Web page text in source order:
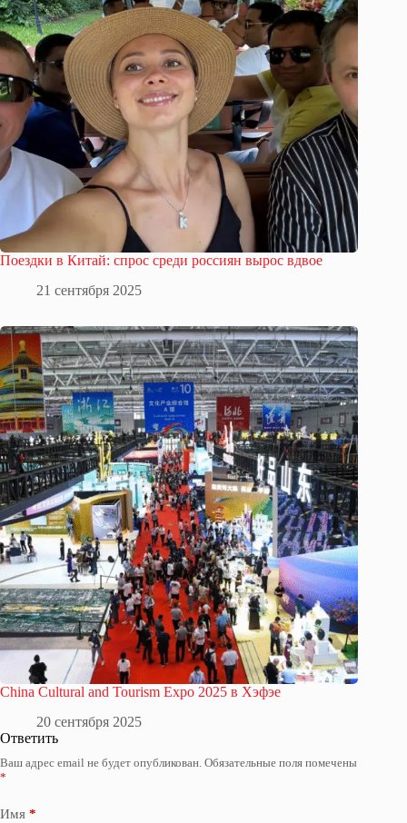
Поездки в Китай: спрос среди россиян вырос вдвое
21 сентября 2025
China Cultural and Tourism Expo 2025 в Хэфэе
20 сентября 2025
Ответить
Ваш адрес email не будет опубликован. Обязательные поля помечены
*
Имя *